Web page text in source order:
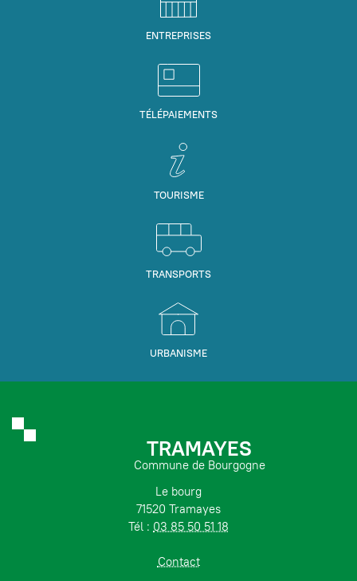
ENTREPRISES
TÉLÉPAIEMENTS
TOURISME
TRANSPORTS
URBANISME
TRAMAYES
Commune de Bourgogne
Le bourg
71520 Tramayes
Tél : 03 85 50 51 18
Contact